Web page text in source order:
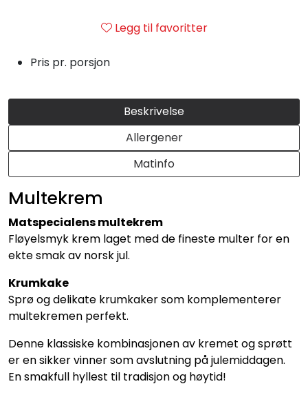
Legg til favoritter
Pris pr. porsjon
Beskrivelse
Allergener
Matinfo
Multekrem
Matspecialens multekrem
Fløyelsmyk krem laget med de fineste multer for en
ekte smak av norsk jul.
Krumkake
Sprø og delikate krumkaker som komplementerer
multekremen perfekt.
Denne klassiske kombinasjonen av kremet og sprøtt
er en sikker vinner som avslutning på julemiddagen.
En smakfull hyllest til tradisjon og høytid!
Utleie
Konfirmasjon
Minnestund
Konditori
Tapas